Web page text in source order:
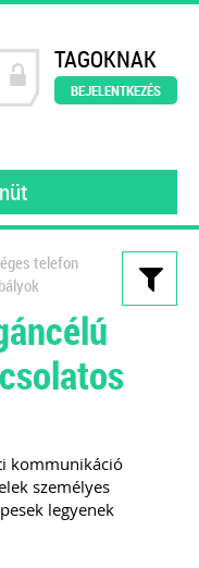
TAGOKNAK
BEJELENTKEZÉS
kérdés – 200
válasz
kérdéseket gyűjtöttük
kérdéseire részletes
választ adunk.
telefon
kommunikáció
személyes
legyenek